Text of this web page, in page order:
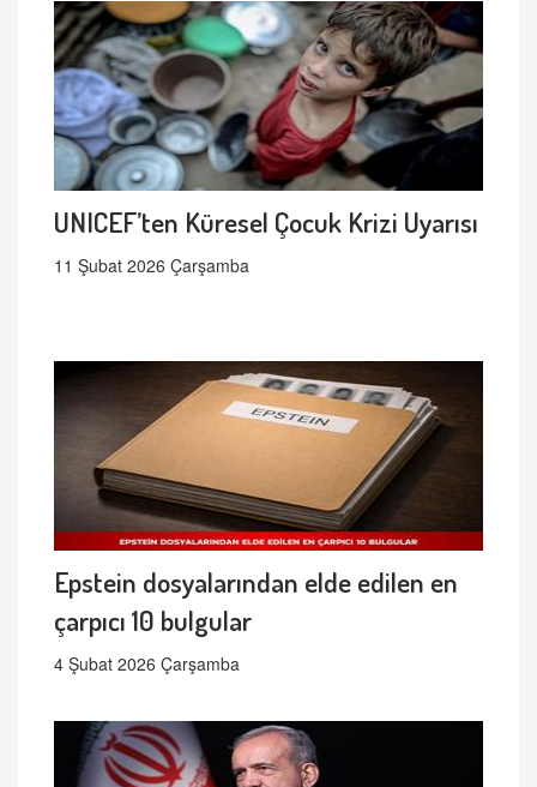
UNICEF’ten Küresel Çocuk Krizi Uyarısı
11 Şubat 2026 Çarşamba
Epstein dosyalarından elde edilen en
çarpıcı 10 bulgular
4 Şubat 2026 Çarşamba